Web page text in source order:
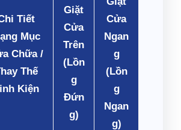
Tiết
Mục
Chữa /
Thế
Kiện
Giặt
Cửa
Trên
(Lồn
g
Đứn
g)
Cửa
Ngan
g
(Lồn
g
Ngan
g)